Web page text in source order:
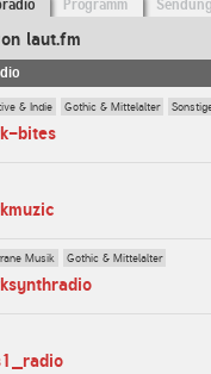
Programm
laut.fm
& Indie Gothic & Mittelalter
bites
Musik Gothic & Mittelalter